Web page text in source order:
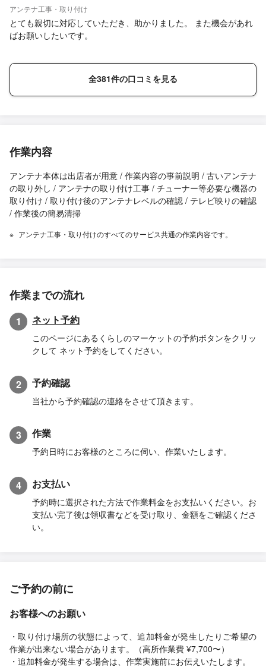
アンテナ工事・取り付け
とても親切に対応していただき、助かりました。 また機会があれ
ばお願いしたいです。
全381件の口コミを見る
作業内容
アンテナ本体は出店者が用意 / 作業内容の事前説明 / 古いアンテナ
の取り外し / アンテナの取り付け工事 / チューナー等必要な機器の
取り付け / 取り付け後のアンテナレベルの確認 / テレビ映りの確認
/ 作業後の簡易清掃
アンテナ工事・取り付けのすべてのサービス共通の作業内容です。
作業までの流れ
1 ネット予約
このページにあるくらしのマーケットの予約ボタンをクリッ
クして ネット予約をしてください。
2 予約確認
当社から予約確認の連絡をさせて頂きます。
3 作業
予約日時にお客様のところに伺い、作業いたします。
4 お支払い
予約時に選択された方法で作業料金をお支払いください。お
支払い完了後は領収書などを受け取り、金額をご確認くださ
い。
ご予約の前に
お客様へのお願い
・取り付け場所の状態によって、追加料金が発生したりご希望の
作業が出来ない場合があります。（高所作業費 ¥7,700〜）
・追加料金が発生する場合は、作業実施前にお伝えいたします。